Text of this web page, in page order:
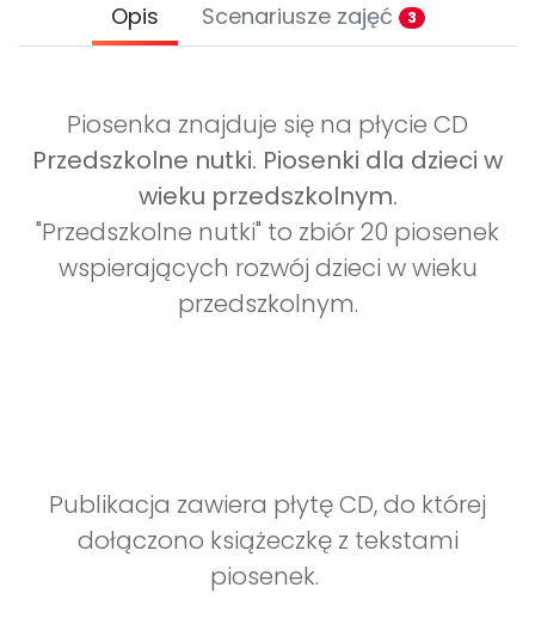
Opis Scenariusze zajęć 3
Piosenka znajduje się na płycie CD
Przedszkolne nutki. Piosenki dla dzieci w
wieku przedszkolnym.
"Przedszkolne nutki" to zbiór 20 piosenek
wspierających rozwój dzieci w wieku
przedszkolnym.
Publikacja zawiera płytę CD, do której
dołączono książeczkę z tekstami
piosenek.